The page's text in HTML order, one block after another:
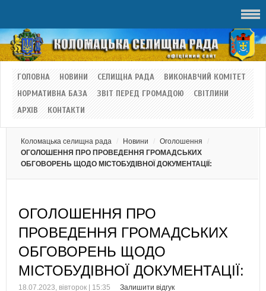
ГОЛОВНА НОВИНИ СЕЛИЩНА РАДА
ВИКОНАВЧИЙ КОМІТЕТ
НОРМАТИВНА БАЗА
ЗВІТ ПЕРЕД ГРОМАДОЮ
СВІТЛИНИ
АРХІВ
КОНТАКТИ
Коломацька селищна рада Новини
Оголошення
ОГОЛОШЕННЯ ПРО ПРОВЕДЕННЯ ГРОМАДСЬКИХ
ОБГОВОРЕНЬ ЩОДО МІСТОБУДІВНОЇ ДОКУМЕНТАЦІЇ:
ОГОЛОШЕННЯ ПРО
ПРОВЕДЕННЯ ГРОМАДСЬКИХ
ОБГОВОРЕНЬ ЩОДО
МІСТОБУДІВНОЇ ДОКУМЕНТАЦІЇ:
18.07.2023, вівторок | 15:35 Залишити відгук